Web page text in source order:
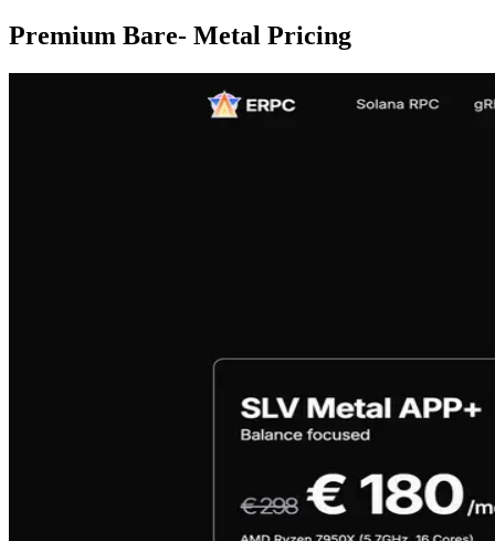
Premium Bare- Metal Pricing